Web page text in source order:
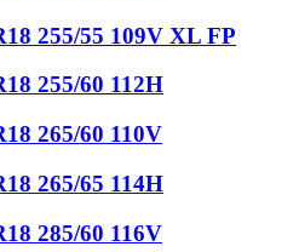
255/55 109V XL FP
255/60 112H
265/60 110V
265/65 114H
285/60 116V